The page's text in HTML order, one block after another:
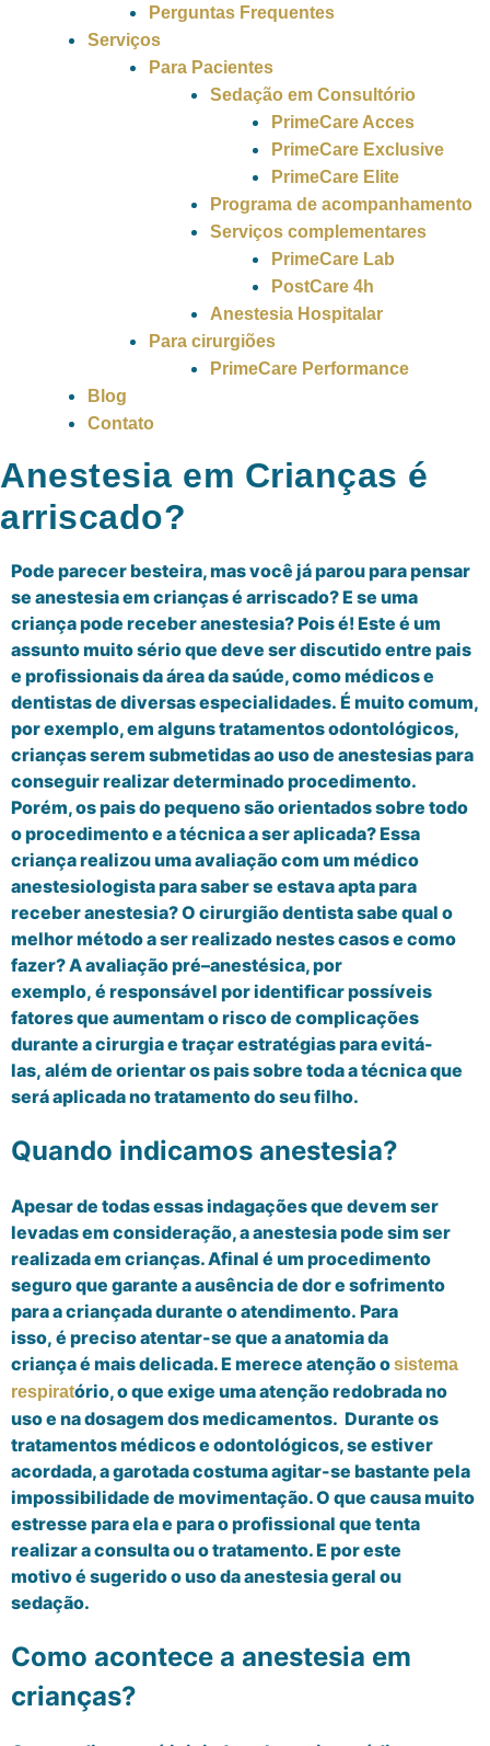
Perguntas Frequentes
Serviços
Para Pacientes
Sedação em Consultório
PrimeCare Acces
PrimeCare Exclusive
PrimeCare Elite
Programa de acompanhamento
Serviços complementares
PrimeCare Lab
PostCare 4h
Anestesia Hospitalar
Para cirurgiões
PrimeCare Performance
Blog
Contato
Anestesia em Crianças é
arriscado?
Pode parecer besteira, mas você jáparou para pensar
se anestesia em crianças é arriscado? E se uma
criança pode receber anestesia?Poisé! Este é um
assunto muito sério que deve ser discutido entre pais
e profissionais daárea da saúde, como médicos e
dentistas de diversas especialidades. É muito comum,
por exemplo, em alguns tratamentos odontológicos,
crianças serem submetidas ao uso de anestesias para
conseguir realizar determinado procedimento.
Porém, os pais do pequeno são orientados sobre todo
o procedimento e a técnica a ser aplicada? Essa
criança realizou uma avaliação com um médico
anestesiologista para saber se estava apta para
receber anestesia? O cirurgião dentista sabe qual o
melhor método a ser realizado nestes casos e como
fazer?A avaliação pré–anestésica, por
exemplo, é responsável por identificar possíveis
fatores que aumentam o risco de complicações
durante a cirurgiae traçar estratégias para evitá-
las, além de orientar os pais sobre toda a técnicaque
seráaplicada no tratamento do seu filho.
Quando indicamos anestesia?
Apesar de todas essas indagações que devem ser
levadas em consideração, a anestesia pode sim ser
realizada em crianças. Afinal é um procedimento
seguro que garante a ausência de dor e sofrimento
para a criançada durante o atendimento. Para
isso, é precisoatentar-se que a anatomia da
criançaé maisdelicada.E merece atençãoosistema
respiratório, o que exige uma atenção redobrada no
uso e na dosagem dos medicamentos. Durante os
tratamentos médicos e odontológicos, se estiver
acordada, a garotada costuma agitar-se bastante pela
impossibilidade de movimentação. O que causa muito
estresse para ela e para o profissional que tenta
realizar a consulta ou o tratamento. E por este
motivoé sugerido o uso da anestesia geral ou
sedação.
Como acontece a anestesia em
crianças?